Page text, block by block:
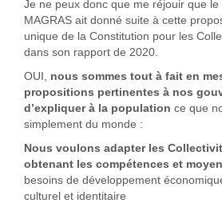
Je ne peux donc que me réjouir que
MAGRAS ait donné suite à cette
unique de la Constitution pour les
dans son rapport de 2020.
OUI, nous sommes tout à fait en
propositions pertinentes à nos
d’expliquer à la population ce que
simplement du monde :
Nous voulons adapter les
obtenant les compétences et
besoins de développement
culturel et identitaire